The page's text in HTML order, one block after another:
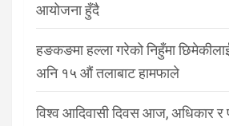
आयोजना हुँदै
हङकङमा हल्ला गरेको निहुँमा
अनि १५ औं तलाबाट हामफाले
विश्व आदिवासी दिवस आज, अधिकार र